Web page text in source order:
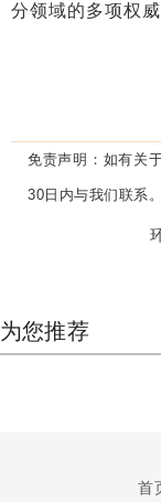
分领域的多项权
免责声明： 如有关
30日内与我们联系。
为您推荐
首